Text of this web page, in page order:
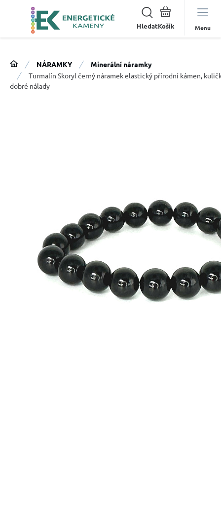
Hledat Menu
NÁRAMKY
Minerální náramky
Turmalín Skoryl černý náramek elastický přírodní kámen,
dobré nálady